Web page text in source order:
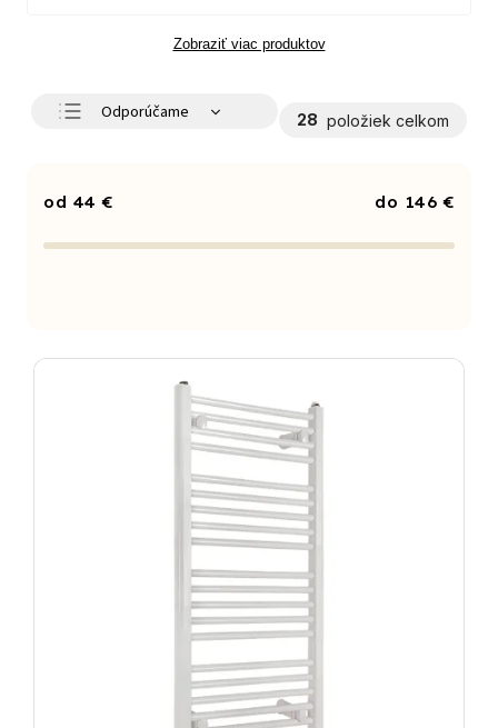
Zobraziť viac produktov
Odporúčame
Abecedne
28 položiek celkom
44 € 146 €